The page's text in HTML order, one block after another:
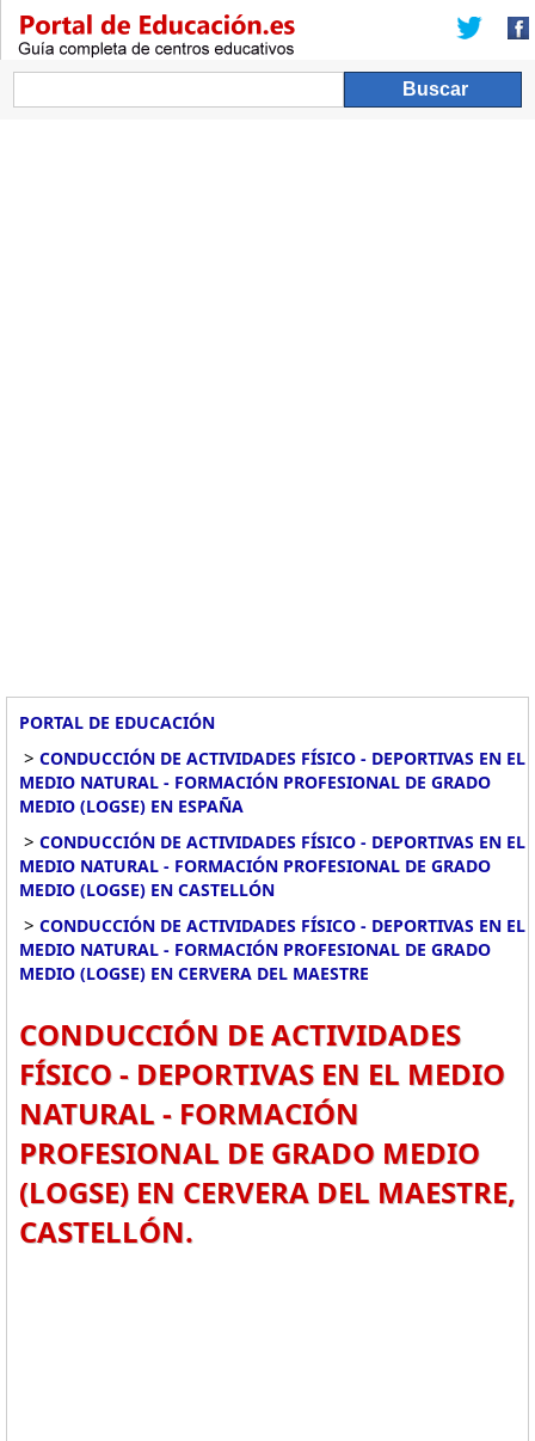
PORTAL DE EDUCACIÓN
> CONDUCCIÓN DE ACTIVIDADES FÍSICO - DEPORTIVAS EN EL
MEDIO NATURAL - FORMACIÓN PROFESIONAL DE GRADO
MEDIO (LOGSE) EN ESPAÑA
> CONDUCCIÓN DE ACTIVIDADES FÍSICO - DEPORTIVAS EN EL
MEDIO NATURAL - FORMACIÓN PROFESIONAL DE GRADO
MEDIO (LOGSE) EN CASTELLÓN
> CONDUCCIÓN DE ACTIVIDADES FÍSICO - DEPORTIVAS EN EL
MEDIO NATURAL - FORMACIÓN PROFESIONAL DE GRADO
MEDIO (LOGSE) EN CERVERA DEL MAESTRE
CONDUCCIÓN DE ACTIVIDADES
FÍSICO - DEPORTIVAS EN EL MEDIO
NATURAL - FORMACIÓN
PROFESIONAL DE GRADO MEDIO
(LOGSE) EN CERVERA DEL MAESTRE,
CASTELLÓN.